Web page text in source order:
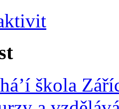
škola